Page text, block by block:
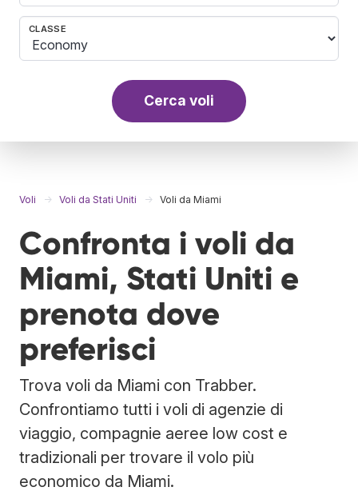
CLASSE
Cerca voli
Voli Voli da Stati Uniti Voli da Miami
Confronta i voli da
Miami, Stati Uniti e
prenota dove
preferisci
Trova voli da Miami con Trabber.
Confrontiamo tutti i voli di agenzie di
viaggio, compagnie aeree low cost e
tradizionali per trovare il volo più
economico da Miami.